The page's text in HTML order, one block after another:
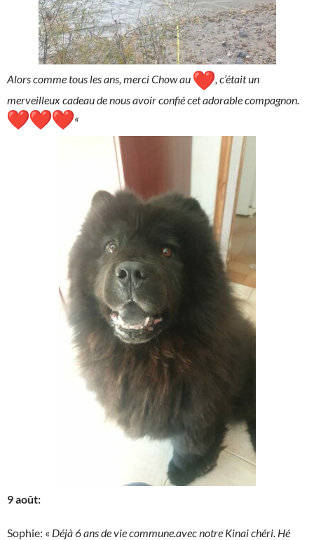
Alors comme tous les ans, merci Chow au
, c’était un
merveilleux cadeau de nous avoir confié cet adorable compagnon.
«
9 août:
Sophie: « Déjà 6 ans de vie commune.avec notre Kinai chéri. Hé